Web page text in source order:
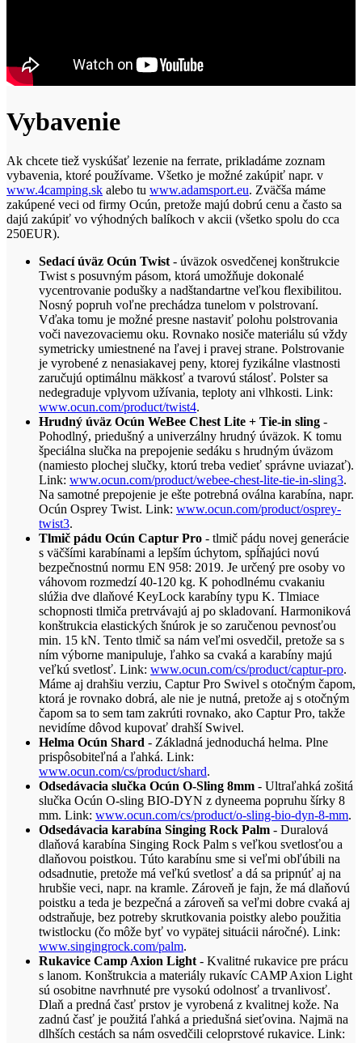
Vybavenie
Ak chcete tiež vyskúšať lezenie na ferrate, prikladáme zoznam
vybavenia, ktoré používame. Všetko je možné zakúpiť napr. v
www.4camping.sk alebo tu www.adamsport.eu. Zväčša máme
zakúpené veci od firmy Ocún, pretože majú dobrú cenu a často sa
dajú zakúpiť vo výhodných balíkoch v akcii (všetko spolu do cca
250EUR).
Sedací úväz Ocún Twist - úväzok osvedčenej konštrukcie
Twist s posuvným pásom, ktorá umožňuje dokonalé
vycentrovanie podušky a nadštandartne veľkou flexibilitou.
Nosný popruh voľne prechádza tunelom v polstrovaní.
Vďaka tomu je možné presne nastaviť polohu polstrovania
voči navezovaciemu oku. Rovnako nosiče materiálu sú vždy
symetricky umiestnené na ľavej i pravej strane. Polstrovanie
je vyrobené z nenasiakavej peny, ktorej fyzikálne vlastnosti
zaručujú optimálnu mäkkosť a tvarovú stálosť. Polster sa
nedegraduje vplyvom užívania, teploty ani vlhkosti. Link:
www.ocun.com/product/twist4.
Hrudný úväz Ocún WeBee Chest Lite + Tie-in sling -
Pohodlný, priedušný a univerzálny hrudný úväzok. K tomu
špeciálna slučka na prepojenie sedáku s hrudným úväzom
(namiesto plochej slučky, ktorú treba vedieť správne uviazať).
Link: www.ocun.com/product/webee-chest-lite-tie-in-sling3.
Na samotné prepojenie je ešte potrebná oválna karabína, napr.
Ocún Osprey Twist. Link: www.ocun.com/product/osprey-
twist3.
Tlmič pádu Ocún Captur Pro - tlmič pádu novej generácie
s väčšími karabínami a lepším úchytom, spĺňajúci novú
bezpečnostnú normu EN 958: 2019. Je určený pre osoby vo
váhovom rozmedzí 40-120 kg. K pohodlnému cvakaniu
slúžia dve dlaňové KeyLock karabíny typu K. Tlmiace
schopnosti tlmiča pretrvávajú aj po skladovaní. Harmoniková
konštrukcia elastických šnúrok je so zaručenou pevnosťou
min. 15 kN. Tento tlmič sa nám veľmi osvedčil, pretože sa s
ním výborne manipuluje, ľahko sa cvaká a karabíny majú
veľkú svetlosť. Link: www.ocun.com/cs/product/captur-pro.
Máme aj drahšiu verziu, Captur Pro Swivel s otočným čapom,
ktorá je rovnako dobrá, ale nie je nutná, pretože aj s otočným
čapom sa to sem tam zakrúti rovnako, ako Captur Pro, takže
nevidíme dôvod kupovať drahší Swivel.
Helma Ocún Shard - Základná jednoduchá helma. Plne
prispôsobiteľná a ľahká. Link:
www.ocun.com/cs/product/shard.
Odsedávacia slučka Ocún O-Sling 8mm - Ultraľahká zošitá
slučka Ocún O-sling BIO-DYN z dyneema popruhu šírky 8
mm. Link: www.ocun.com/cs/product/o-sling-bio-dyn-8-mm.
Odsedávacia karabína Singing Rock Palm - Duralová
dlaňová karabína Singing Rock Palm s veľkou svetlosťou a
dlaňovou poistkou. Túto karabínu sme si veľmi obľúbili na
odsadnutie, pretože má veľkú svetlosť a dá sa pripnúť aj na
hrubšie veci, napr. na kramle. Zároveň je fajn, že má dlaňovú
poistku a teda je bezpečná a zároveň sa veľmi dobre cvaká aj
odstraňuje, bez potreby skrutkovania poistky alebo použitia
twistlocku (čo môže byť vo vypätej situácii náročné). Link:
www.singingrock.com/palm.
Rukavice Camp Axion Light - Kvalitné rukavice pre prácu
s lanom. Konštrukcia a materiály rukavíc CAMP Axion Light
sú osobitne navrhnuté pre vysokú odolnosť a trvanlivosť.
Dlaň a predná časť prstov je vyrobená z kvalitnej kože. Na
zadnú časť je použitá ľahká a priedušná sieťovina. Najmä na
dlhších cestách sa nám osvedčili celoprstové rukavice. Link: